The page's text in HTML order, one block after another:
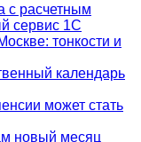
с расчетным
сервис 1С
тонкости и
календарь
может стать
новый месяц